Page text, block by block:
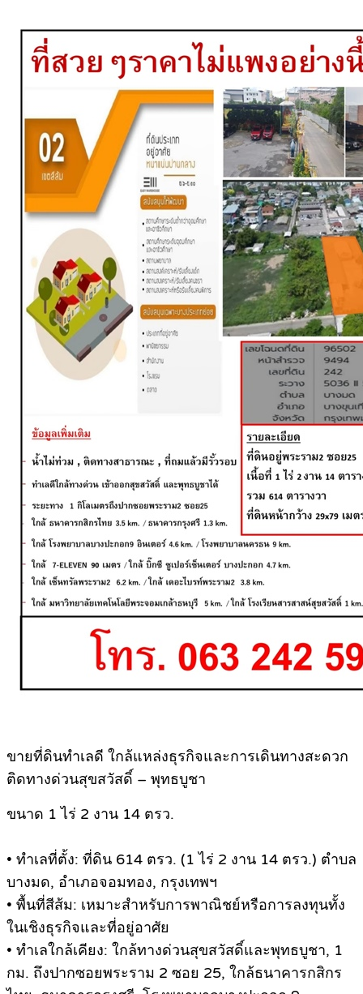
ขายที่ดินทำเลดี ใกล้แหล่งธุรกิจและการเดินทางสะดวก
ติดทางด่วนสุขสวัสดิ์ – พุทธบูชา
ขนาด 1 ไร่ 2 งาน 14 ตรว.
• ทำเลที่ตั้ง: ที่ดิน 614 ตรว. (1 ไร่ 2 งาน 14 ตรว.) ตำบล
บางมด, อำเภอจอมทอง, กรุงเทพฯ
• พื้นที่สีส้ม: เหมาะสำหรับการพาณิชย์หรือการลงทุนทั้ง
ในเชิงธุรกิจและที่อยู่อาศัย
• ทำเลใกล้เคียง: ใกล้ทางด่วนสุขสวัสดิ์และพุทธบูชา, 1
กม. ถึงปากซอยพระราม 2 ซอย 25, ใกล้ธนาคารกสิกร